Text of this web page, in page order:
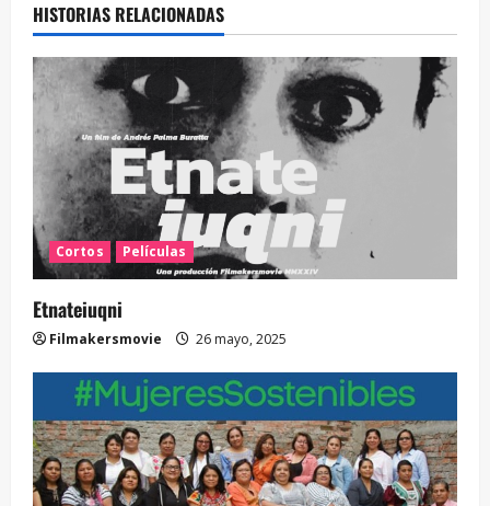
HISTORIAS RELACIONADAS
Cortos Películas
Etnateiuqni
Filmakersmovie 26 mayo, 2025